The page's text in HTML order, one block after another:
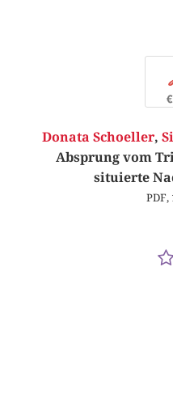
Donata Schoeller,
Absprung vom
situierte
PDF,